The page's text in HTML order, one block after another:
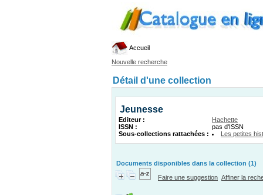
Accueil
Nouvelle recherche
Détail d'une collection
Jeunesse
Editeur :
Hachette
ISSN :
pas d'ISSN
Sous-collections rattachées :
Les petites
Documents disponibles dans la collection (1)
Faire une suggestion Affiner la